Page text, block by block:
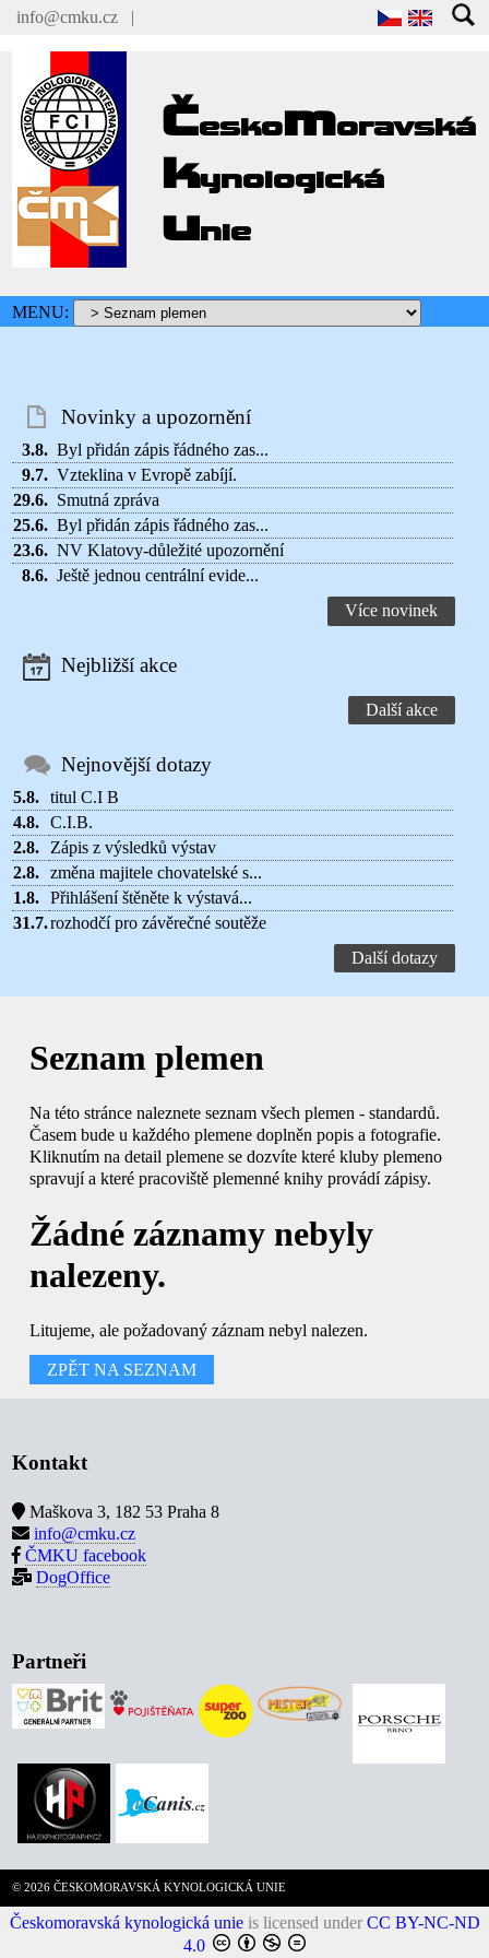
info@cmku.cz |
Českomoravská
kynologická
unie
MENU:
Novinky a upozornění
3.8. Byl přidán zápis řádného zas...
9.7. Vzteklina v Evropě zabíjí.
29.6. Smutná zpráva
25.6. Byl přidán zápis řádného zas...
23.6. NV Klatovy-důležité upozornění
8.6. Ještě jednou centrální evide...
Více novinek
Nejbližší akce
Další akce
Nejnovější dotazy
5.8. titul C.I B
4.8. C.I.B.
2.8.
Zápis z výsledků výstav
2.8. změna majitele chovatelské s...
1.8. Přihlášení štěněte k výstavá...
31.7.rozhodčí pro závěrečné soutěže
Další dotazy
Seznam plemen
Na této stránce naleznete seznam všech plemen - standardů.
Časem bude u každého plemene doplněn popis a fotografie.
Kliknutím na detail plemene se dozvíte které kluby plemeno
spravují a které pracoviště plemenné knihy provádí zápisy.
Žádné záznamy nebyly
nalezeny.
Litujeme, ale požadovaný záznam nebyl nalezen.
ZPĚT NA SEZNAM
Kontakt
Maškova 3, 182 53 Praha 8
info@cmku.cz
ČMKU facebook
DogOffice
Partneři
© 2026 ČESKOMORAVSKÁ KYNOLOGICKÁ UNIE
Českomoravská kynologická unieis licensed under CC BY-NC-ND
4.0